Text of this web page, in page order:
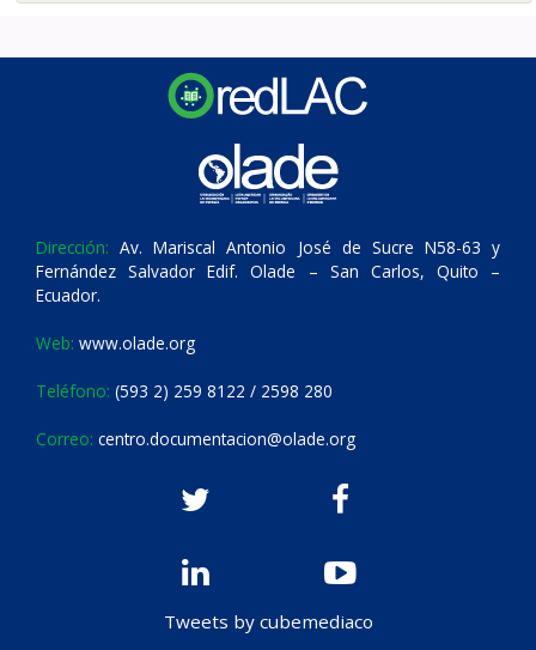
Dirección: Av. Mariscal Antonio José de Sucre N58-63 y
Fernández Salvador Edif. Olade – San Carlos, Quito –
Ecuador.
Web: www.olade.org
Teléfono: (593 2) 259 8122 / 2598 280
Correo: centro.documentacion@olade.org
Tweets by cubemediaco